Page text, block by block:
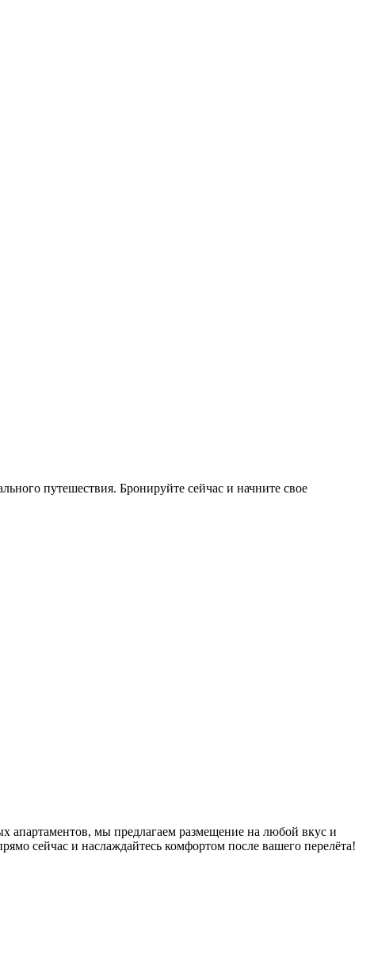
путешествия. Бронируйте сейчас и начните свое
мы предлагаем размещение на любой вкус и
сейчас и наслаждайтесь комфортом после вашего перелёта!